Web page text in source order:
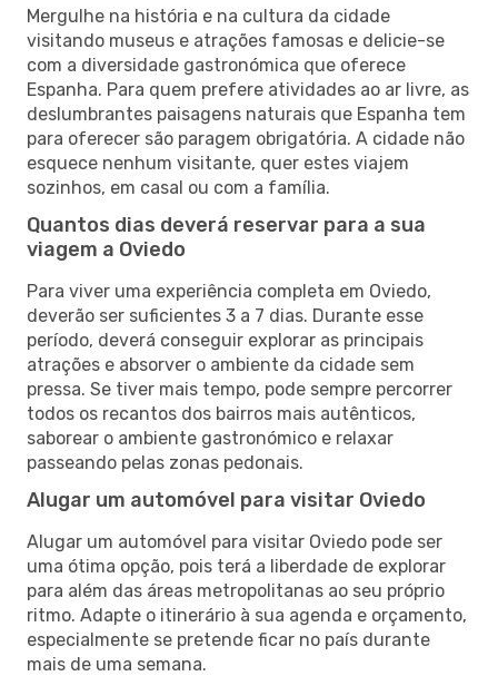
Mergulhe na história e na cultura da cidade
visitando museus e atrações famosas e delicie-se
com a diversidade gastronómica que oferece
Espanha. Para quem prefere atividades ao ar livre, as
deslumbrantes paisagens naturais que Espanha tem
para oferecer são paragem obrigatória. A cidade não
esquece nenhum visitante, quer estes viajem
sozinhos, em casal ou com a família.
Quantos dias deverá reservar para a sua
viagem a Oviedo
Para viver uma experiência completa em Oviedo,
deverão ser suficientes 3 a 7 dias. Durante esse
período, deverá conseguir explorar as principais
atrações e absorver o ambiente da cidade sem
pressa. Se tiver mais tempo, pode sempre percorrer
todos os recantos dos bairros mais autênticos,
saborear o ambiente gastronómico e relaxar
passeando pelas zonas pedonais.
Alugar um automóvel para visitar Oviedo
Alugar um automóvel para visitar Oviedo pode ser
uma ótima opção, pois terá a liberdade de explorar
para além das áreas metropolitanas ao seu próprio
ritmo. Adapte o itinerário à sua agenda e orçamento,
especialmente se pretende ficar no país durante
mais de uma semana.